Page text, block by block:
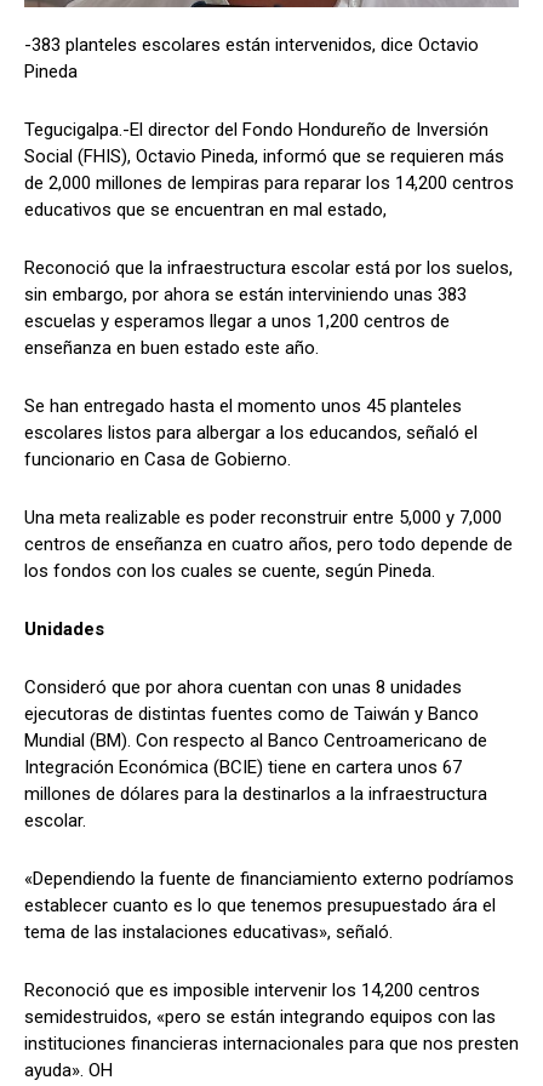
Comparta
Síganos
Comparta
Síganos
-383 planteles escolares están intervenidos, dice Octavio
Pineda
Tegucigalpa.-El director del Fondo Hondureño de Inversión
Social (FHIS), Octavio Pineda, informó que se requieren más
de 2,000 millones de lempiras para reparar los 14,200 centros
educativos que se encuentran en mal estado,
Reconoció que la infraestructura escolar está por los suelos,
sin embargo, por ahora se están interviniendo unas 383
escuelas y esperamos llegar a unos 1,200 centros de
enseñanza en buen estado este año.
Se han entregado hasta el momento unos 45 planteles
escolares listos para albergar a los educandos, señaló el
funcionario en Casa de Gobierno.
Una meta realizable es poder reconstruir entre 5,000 y 7,000
centros de enseñanza en cuatro años, pero todo depende de
los fondos con los cuales se cuente, según Pineda.
Unidades
Consideró que por ahora cuentan con unas 8 unidades
ejecutoras de distintas fuentes como de Taiwán y Banco
Mundial (BM). Con respecto al Banco Centroamericano de
Integración Económica (BCIE) tiene en cartera unos 67
millones de dólares para la destinarlos a la infraestructura
escolar.
«Dependiendo la fuente de financiamiento externo podríamos
establecer cuanto es lo que tenemos presupuestado ára el
tema de las instalaciones educativas», señaló.
Reconoció que es imposible intervenir los 14,200 centros
semidestruidos, «pero se están integrando equipos con las
instituciones financieras internacionales para que nos presten
ayuda». OH